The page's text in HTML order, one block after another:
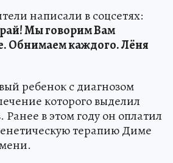
написали в соцсетях:
Мы говорим Вам
Обнимаем каждого. Лёня
ребенок с диагнозом
которого выделил
в этом году он оплатил
терапию Диме